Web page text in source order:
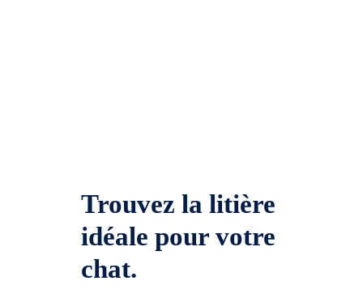
Trouvez la litière
idéale pour votre
chat.